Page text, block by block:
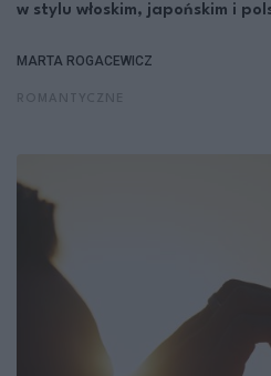
w stylu włoskim, japońskim i
MARTA ROGACEWICZ